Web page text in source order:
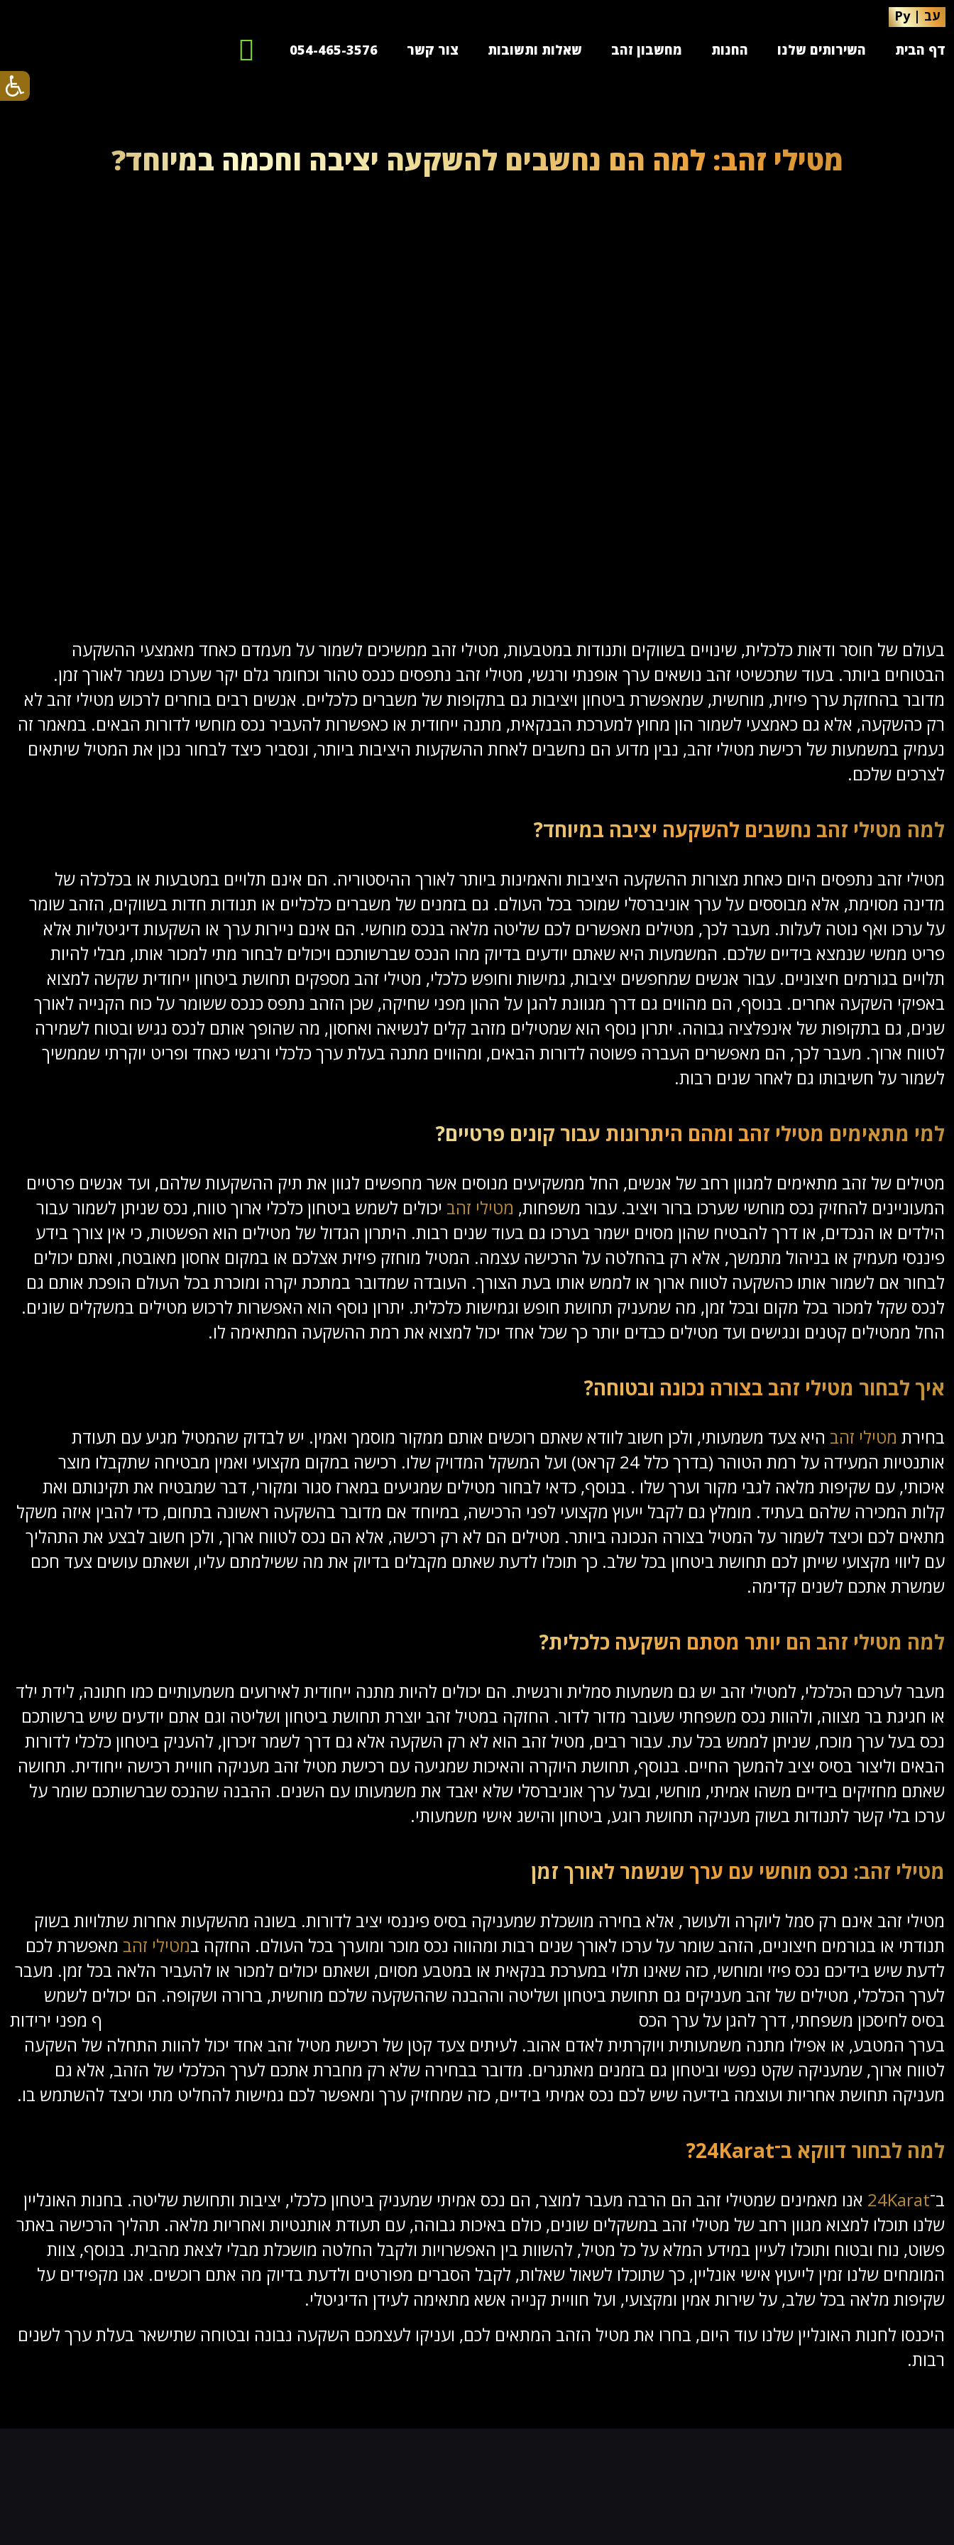
עב|
Ру
דף הבית
השירותים שלנו החנות מחשבון זהב שאלות ותשובות צור קשר 054-465-3576
מטילי זהב: למה הם נחשבים להשקעה יציבה וחכמה במיוחד?
בעולם של חוסר ודאות כלכלית, שינויים בשווקים ותנודות במטבעות, מטילי זהב ממשיכים לשמור על מעמדם כאחד מאמצעי ההשקעה
הבטוחים ביותר. בעוד שתכשיטי זהב נושאים ערך אופנתי ורגשי, מטילי זהב נתפסים כנכס טהור וכחומר גלם יקר שערכו נשמר לאורך זמן.
מדובר בהחזקת ערך פיזית, מוחשית, שמאפשרת ביטחון ויציבות גם בתקופות של משברים כלכליים. אנשים רבים בוחרים לרכוש מטילי זהב לא
רק כהשקעה, אלא גם כאמצעי לשמור הון מחוץ למערכת הבנקאית, מתנה ייחודית או כאפשרות להעביר נכס מוחשי לדורות הבאים. במאמר זה
נעמיק במשמעות של רכישת מטילי זהב, נבין מדוע הם נחשבים לאחת ההשקעות היציבות ביותר, ונסביר כיצד לבחור נכון את המטיל שיתאים
לצרכים שלכם.
למה מטילי זהב נחשבים להשקעה יציבה במיוחד?
מטילי זהב נתפסים היום כאחת מצורות ההשקעה היציבות והאמינות ביותר לאורך ההיסטוריה. הם אינם תלויים במטבעות או בכלכלה של
מדינה מסוימת, אלא מבוססים על ערך אוניברסלי שמוכר בכל העולם. גם בזמנים של משברים כלכליים או תנודות חדות בשווקים, הזהב שומר
על ערכו ואף נוטה לעלות. מעבר לכך, מטילים מאפשרים לכם שליטה מלאה בנכס מוחשי. הם אינם ניירות ערך או השקעות דיגיטליות אלא
פריט ממשי שנמצא בידיים שלכם. המשמעות היא שאתם יודעים בדיוק מהו הנכס שברשותכם ויכולים לבחור מתי למכור אותו, מבלי להיות
תלויים בגורמים חיצוניים. עבור אנשים שמחפשים יציבות, גמישות וחופש כלכלי, מטילי זהב מספקים תחושת ביטחון ייחודית שקשה למצוא
באפיקי השקעה אחרים. בנוסף, הם מהווים גם דרך מגוונת להגן על ההון מפני שחיקה, שכן הזהב נתפס כנכס ששומר על כוח הקנייה לאורך
שנים, גם בתקופות של אינפלציה גבוהה. יתרון נוסף הוא שמטילים מזהב קלים לנשיאה ואחסון, מה שהופך אותם לנכס נגיש ובטוח לשמירה
לטווח ארוך. מעבר לכך, הם מאפשרים העברה פשוטה לדורות הבאים, ומהווים מתנה בעלת ערך כלכלי ורגשי כאחד ופריט יוקרתי שממשיך
לשמור על חשיבותו גם לאחר שנים רבות.
למי מתאימים מטילי זהב ומהם היתרונות עבור קונים פרטיים?
מטילים של זהב מתאימים למגוון רחב של אנשים, החל ממשקיעים מנוסים אשר מחפשים לגוון את תיק ההשקעות שלהם, ועד אנשים פרטיים
המעוניינים להחזיק נכס מוחשי שערכו ברור ויציב. עבור משפחות, מטילי זהב יכולים לשמש ביטחון כלכלי ארוך טווח, נכס שניתן לשמור עבור
הילדים או הנכדים, או דרך להבטיח שהון מסוים ישמר בערכו גם בעוד שנים רבות. היתרון הגדול של מטילים הוא הפשטות, כי אין צורך בידע
פיננסי מעמיק או בניהול מתמשך, אלא רק בהחלטה על הרכישה עצמה. המטיל מוחזק פיזית אצלכם או במקום אחסון מאובטח, ואתם יכולים
לבחור אם לשמור אותו כהשקעה לטווח ארוך או לממש אותו בעת הצורך. העובדה שמדובר במתכת יקרה ומוכרת בכל העולם הופכת אותם גם
לנכס שקל למכור בכל מקום ובכל זמן, מה שמעניק תחושת חופש וגמישות כלכלית. יתרון נוסף הוא האפשרות לרכוש מטילים במשקלים שונים.
החל ממטילים קטנים ונגישים ועד מטילים כבדים יותר כך שכל אחד יכול למצוא את רמת ההשקעה המתאימה לו.
איך לבחור מטילי זהב בצורה נכונה ובטוחה?
בחירת מטילי זהב היא צעד משמעותי, ולכן חשוב לוודא שאתם רוכשים אותם ממקור מוסמך ואמין. יש לבדוק שהמטיל מגיע עם תעודת
אותנטיות המעידה על רמת הטוהר (בדרך כלל 24 קראט) ועל המשקל המדויק שלו. רכישה במקום מקצועי ואמין מבטיחה שתקבלו מוצר
איכותי, עם שקיפות מלאה לגבי מקור וערך שלו . בנוסף, כדאי לבחור מטילים שמגיעים במארז סגור ומקורי, דבר שמבטיח את תקינותם ואת
קלות המכירה שלהם בעתיד. מומלץ גם לקבל ייעוץ מקצועי לפני הרכישה, במיוחד אם מדובר בהשקעה ראשונה בתחום, כדי להבין איזה משקל
מתאים לכם וכיצד לשמור על המטיל בצורה הנכונה ביותר. מטילים הם לא רק רכישה, אלא הם נכס לטווח ארוך, ולכן חשוב לבצע את התהליך
עם ליווי מקצועי שייתן לכם תחושת ביטחון בכל שלב. כך תוכלו לדעת שאתם מקבלים בדיוק את מה ששילמתם עליו, ושאתם עושים צעד חכם
שמשרת אתכם לשנים קדימה.
למה מטילי זהב הם יותר מסתם השקעה כלכלית?
מעבר לערכם הכלכלי, למטילי זהב יש גם משמעות סמלית ורגשית. הם יכולים להיות מתנה ייחודית לאירועים משמעותיים כמו חתונה, לידת ילד
או חגיגת בר מצווה, ולהוות נכס משפחתי שעובר מדור לדור. החזקה במטיל זהב יוצרת תחושת ביטחון ושליטה וגם אתם יודעים שיש ברשותכם
נכס בעל ערך מוכח, שניתן לממש בכל עת. עבור רבים, מטיל זהב הוא לא רק השקעה אלא גם דרך לשמר זיכרון, להעניק ביטחון כלכלי לדורות
הבאים וליצור בסיס יציב להמשך החיים. בנוסף, תחושת היוקרה והאיכות שמגיעה עם רכישת מטיל זהב מעניקה חוויית רכישה ייחודית. תחושה
שאתם מחזיקים בידיים משהו אמיתי, מוחשי, ובעל ערך אוניברסלי שלא יאבד את משמעותו עם השנים. ההבנה שהנכס שברשותכם שומר על
ערכו בלי קשר לתנודות בשוק מעניקה תחושת רוגע, ביטחון והישג אישי משמעותי.
מטילי זהב: נכס מוחשי עם ערך שנשמר לאורך זמן
מטילי זהב אינם רק סמל ליוקרה ולעושר, אלא בחירה מושכלת שמעניקה בסיס פיננסי יציב לדורות. בשונה מהשקעות אחרות שתלויות בשוק
תנודתי או בגורמים חיצוניים, הזהב שומר על ערכו לאורך שנים רבות ומהווה נכס מוכר ומוערך בכל העולם. החזקה במטילי זהב מאפשרת לכם
לדעת שיש בידיכם נכס פיזי ומוחשי, כזה שאינו תלוי במערכת בנקאית או במטבע מסוים, ושאתם יכולים למכור או להעביר הלאה בכל זמן. מעבר
לערך הכלכלי, מטילים של זהב מעניקים גם תחושת ביטחון ושליטה וההבנה שההשקעה שלכם מוחשית, ברורה ושקופה. הם יכולים לשמש
בסיס לחיסכון משפחתי, דרך להגן על ערך הכס ף מפני ירידות
בערך המטבע, או אפילו מתנה משמעותית ויוקרתית לאדם אהוב. לעיתים צעד קטן של רכישת מטיל זהב אחד יכול להוות התחלה של השקעה
לטווח ארוך, שמעניקה שקט נפשי וביטחון גם בזמנים מאתגרים. מדובר בבחירה שלא רק מחברת אתכם לערך הכלכלי של הזהב, אלא גם
מעניקה תחושת אחריות ועוצמה בידיעה שיש לכם נכס אמיתי בידיים, כזה שמחזיק ערך ומאפשר לכם גמישות להחליט מתי וכיצד להשתמש בו.
למה לבחור דווקא ב־24Karat?
ב־24Karat אנו מאמינים שמטילי זהב הם הרבה מעבר למוצר, הם נכס אמיתי שמעניק ביטחון כלכלי, יציבות ותחושת שליטה. בחנות האונליין
שלנו תוכלו למצוא מגוון רחב של מטילי זהב במשקלים שונים, כולם באיכות גבוהה, עם תעודת אותנטיות ואחריות מלאה. תהליך הרכישה באתר
פשוט, נוח ובטוח ותוכלו לעיין במידע המלא על כל מטיל, להשוות בין האפשרויות ולקבל החלטה מושכלת מבלי לצאת מהבית. בנוסף, צוות
המומחים שלנו זמין לייעוץ אישי אונליין, כך שתוכלו לשאול שאלות, לקבל הסברים מפורטים ולדעת בדיוק מה אתם רוכשים. אנו מקפידים על
שקיפות מלאה בכל שלב, על שירות אמין ומקצועי, ועל חוויית קנייה אשא מתאימה לעידן הדיגיטלי.
היכנסו לחנות האונליין שלנו עוד היום, בחרו את מטיל הזהב המתאים לכם, ועניקו לעצמכם השקעה נבונה ובטוחה שתישאר בעלת ערך לשנים
רבות.